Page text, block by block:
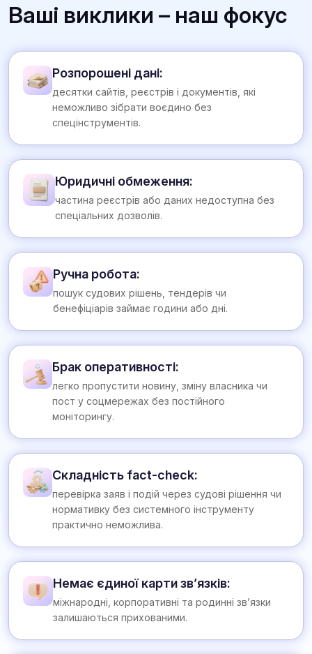
Ваші виклики – наш фокус
Розпорошені дані:
десятки сайтів, реєстрів і документів, які
неможливо зібрати воєдино без
спецінструментів.
Юридичні обмеження:
частина реєстрів або даних недоступна без
спеціальних дозволів.
Ручна робота:
пошук судових рішень, тендерів чи
бенефіціарів займає години або дні.
Брак оперативності:
легко пропустити новину, зміну власника чи
пост у соцмережах без постійного
моніторингу.
Складність fact-check:
перевірка заяв і подій через судові рішення чи
нормативку без системного інструменту
практично неможлива.
Немає єдиної карти зв’язків:
міжнародні, корпоративні та родинні зв’язки
залишаються прихованими.